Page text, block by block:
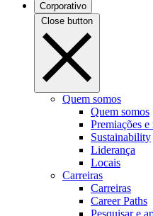
Corporativo
Close button
Quem somos
Quem somos
Premiações
Sustainability
Liderança
Locais
Carreiras
Carreiras
Career Paths